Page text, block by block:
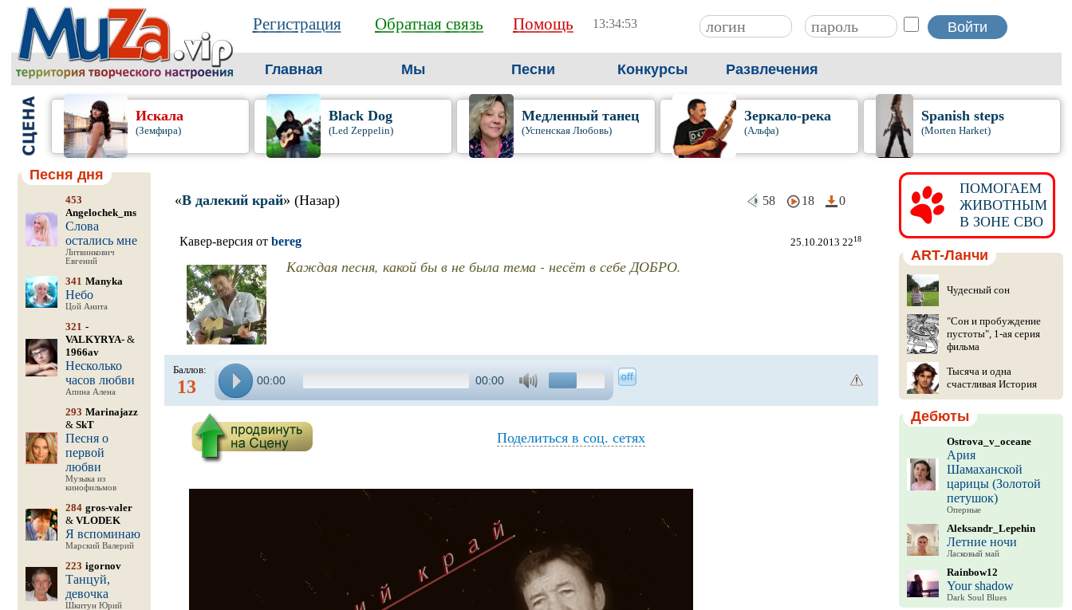
Регистрация Обратная связь Помощь 13:34:54
Главная Мы Песни Конкурсы Развлечения
Искала
(Земфира)
Black Dog
(Led Zeppelin)
Медленный танец
(Успенская Любовь)
Зеркало-река
(Альфа)
Spanish steps
(Morten Harket)
Песня дня
453
Angelochek_ms
Слова
остались мне
Литвинкович
Евгений
341 Manyka
Небо
Цой Анита
321 -
VALKYRYA-&
1966av
Несколько
часов любви
Апина Алена
293 Marinajazz
& SkT
Песня о
первой
любви
Музыка из
кинофильмов
284 gros-valer
& VLODEK
Я вспоминаю
Марский Валерий
223 igornov
Танцуй,
девочка
Шкитун Юрий
«В далекий край» (Назар) 58 18 0
Кавер-версия от bereg 25.10.2013 2218
Каждая песня, какой бы в не была тема - несёт в себе ДОБРО.
Баллов:
13 00:00 00:00
Поделиться в соц. сетях
ПОМОГАЕМ
ЖИВОТНЫМ
В ЗОНЕ СВО
ART-Ланчи
Чудесный сон
"Сон и пробуждение
пустоты", 1-ая серия
фильма
Тысяча и одна
счастливая История
Дебюты
Ostrova_v_oceane
Ария
Шамаханской
царицы (Золотой
петушок)
Оперные
Aleksandr_Lepehin
Летние ночи
Ласковый май
Rainbow12
Your shadow
Dark Soul Blues